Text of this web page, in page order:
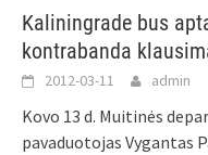
Kaliningrade bus
kontrabanda
2012-03-11 admin
Kovo 13 d. Muitinės
pavaduotojas Vygantas